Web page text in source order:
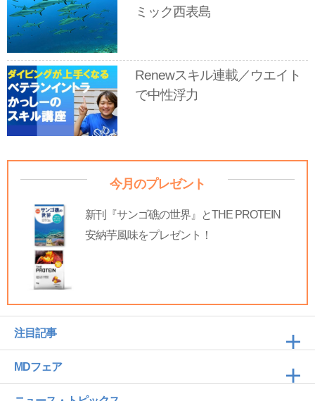
ミック西表島
Renewスキル連載／ウエイト
で中性浮力
今月のプレゼント
新刊『サンゴ礁の世界』とTHE PROTEIN
安納芋風味をプレゼント！
注目記事
MDフェア